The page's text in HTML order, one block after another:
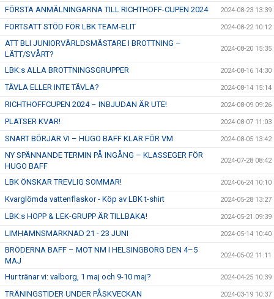
FÖRSTA ANMÄLNINGARNA TILL RICHTHOFF-CUPEN 2024 2024-08-23 13:39
FORTSATT STÖD FÖR LBK TEAM-ELIT 2024-08-22 10:12
ATT BLI JUNIORVÄRLDSMÄSTARE I BROTTNING –
LÄTT/SVÅRT?
2024-08-20 15:35
LBK:s ALLA BROTTNINGSGRUPPER 2024-08-16 14:30
TÄVLA ELLER INTE TÄVLA? 2024-08-14 15:14
RICHTHOFFCUPEN 2024 – INBJUDAN ÄR UTE! 2024-08-09 09:26
PLATSER KVAR! 2024-08-07 11:03
SNART BÖRJAR VI – HUGO BAFF KLAR FÖR VM 2024-08-05 13:42
NY SPÄNNANDE TERMIN PÅ INGÅNG – KLASSEGER FÖR
HUGO BAFF
2024-07-28 08:42
LBK ÖNSKAR TREVLIG SOMMAR! 2024-06-24 10:10
Kvarglömda vattenflaskor - Köp av LBK t-shirt 2024-05-28 13:27
LBK:s HOPP & LEK-GRUPP ÄR TILLBAKA! 2024-05-21 09:39
LIMHAMNSMARKNAD 21 - 23 JUNI 2024-05-14 10:40
BRÖDERNA BAFF – MOT NM I HELSINGBORG DEN 4–5
MAJ
2024-05-02 11:11
Hur tränar vi: valborg, 1 maj och 9-10 maj? 2024-04-25 10:39
TRÄNINGSTIDER UNDER PÅSKVECKAN 2024-03-19 10:37